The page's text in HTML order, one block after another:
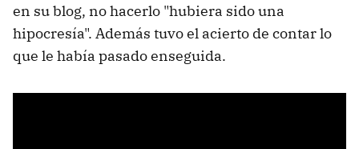
en su blog, no hacerlo "hubiera sido una
hipocresía". Además tuvo el acierto de contar lo
que le había pasado enseguida.